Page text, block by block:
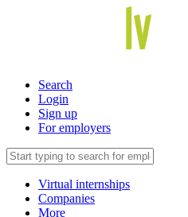
Search
Login
Sign up
For employers
Virtual internships
Companies
More